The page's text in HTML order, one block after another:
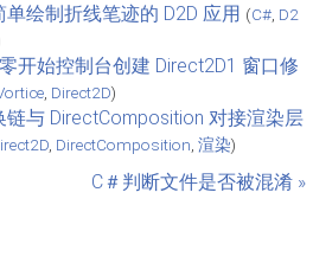
绘制折线笔迹的 D2D 应用 (C# D2
开始控制台创建 Direct2D1 窗口修
Direct2D)
与 DirectComposition 对接渲染层
DirectComposition 渲染)
C＃判断文件是否被混淆 »